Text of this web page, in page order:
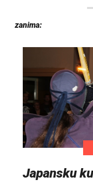
zanima:
Japansku